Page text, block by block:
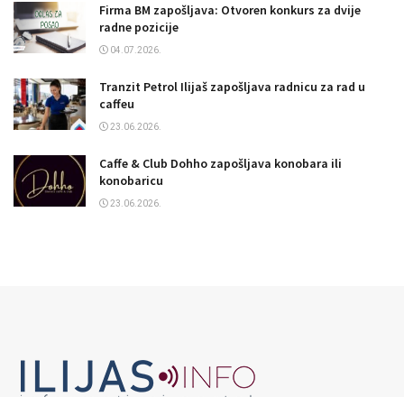
Firma BM zapošljava: Otvoren konkurs za dvije
radne pozicije
04.07.2026.
Tranzit Petrol Ilijaš zapošljava radnicu za rad u
caffeu
23.06.2026.
Caffe & Club Dohho zapošljava konobara ili
konobaricu
23.06.2026.